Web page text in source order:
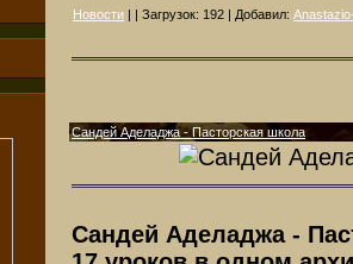
Новости | | Загрузок: 192 | Добавил:
Сандей Аделаджа - Пасторская школа
Сандей Аделаджа -